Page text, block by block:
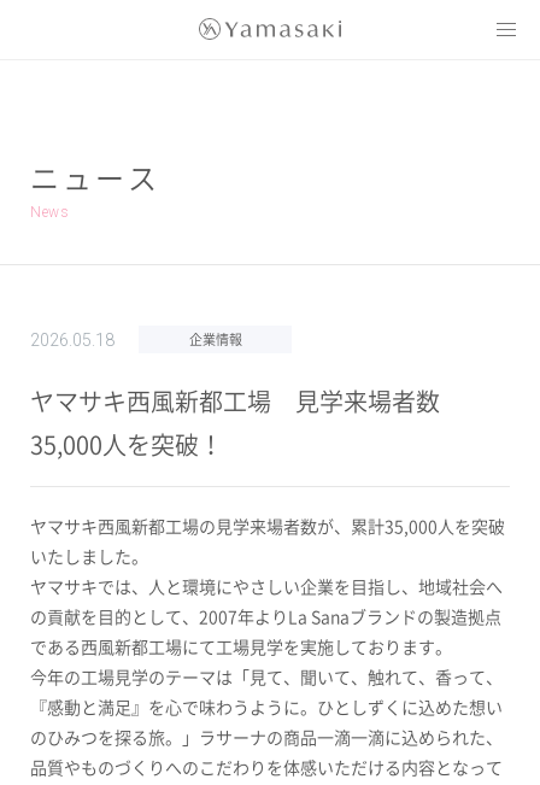
ニュース
News
2026.05.18 企業情報
ヤマサキ西風新都工場 見学来場者数
35,000人を突破！
ヤマサキ西風新都工場の見学来場者数が、累計35,000人を突破
いたしました。
ヤマサキでは、人と環境にやさしい企業を目指し、地域社会へ
の貢献を目的として、 2007年より La Sanaブランドの製造拠点
である西風新都工場にて工場見学を実施しております。
今年の工場見学のテーマは「見て、聞いて、触れて、香って、
『感動と満足』を心で味わうように。ひとしずくに込めた想い
のひみつを探る旅。」ラサーナの商品一滴一滴に込められた、
品質やものづくりへのこだわりを体感いただける内容となって